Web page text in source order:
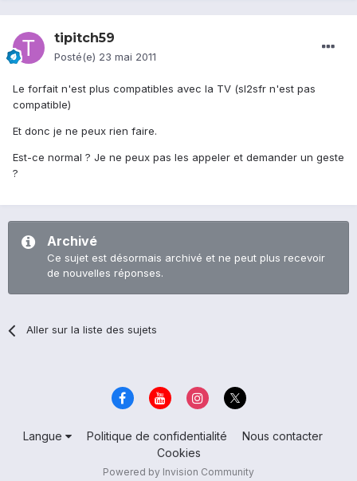
tipitch59
Posté(e) 23 mai 2011
Le forfait n'est plus compatibles avec la TV (sl2sfr n'est pas
compatible)
Et donc je ne peux rien faire.
Est-ce normal ? Je ne peux pas les appeler et demander un geste
?
Archivé
Ce sujet est désormais archivé et ne peut plus recevoir
de nouvelles réponses.
Aller sur la liste des sujets
Langue Politique de confidentialité
Nous contacter
Cookies
Powered by Invision Community